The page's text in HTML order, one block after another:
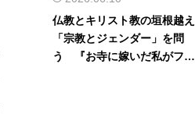
仏教とキリスト教の垣根越え
「宗教とジェンダー」を問
う 『お寺に嫁いだ私がフェ